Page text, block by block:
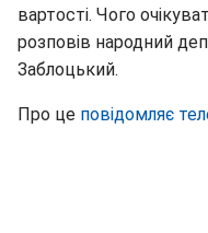
вартості. Чого
розповів народний
Заблоцький.
Про це повідомляє